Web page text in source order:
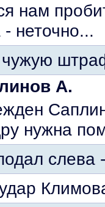
нам
неточно...
А.
нужна
слева